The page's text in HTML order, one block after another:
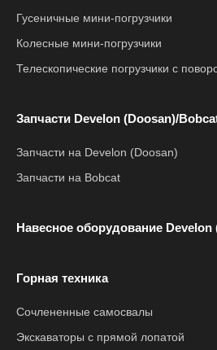
Гусеничные мини-погрузчики
Колесные мини-погрузчики
Телескопические погрузчики с
Запчасти Develon (Doosan)/
Запчасти на Develon (Doosan)
Запчасти на Bobcat
Навесное оборудование Develon
Горная техника
Сочлененные самосвалы
Экскаваторы с прямой лопатой